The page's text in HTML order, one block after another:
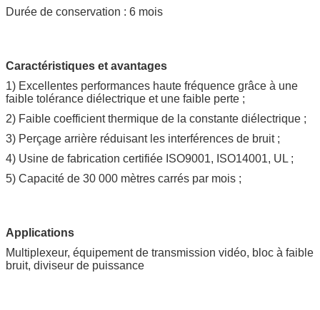
Durée de conservation : 6 mois
Caractéristiques et avantages
1) Excellentes performances haute fréquence grâce à une
faible tolérance diélectrique et une faible perte ;
2) Faible coefficient thermique de la constante diélectrique ;
3) Perçage arrière réduisant les interférences de bruit ;
4) Usine de fabrication certifiée ISO9001, ISO14001, UL ;
5) Capacité de 30 000 mètres carrés par mois ;
Applications
Multiplexeur, équipement de transmission vidéo, bloc à faible
bruit, diviseur de puissance